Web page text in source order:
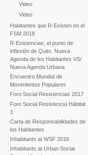
Video
Video
Habitantes que R-Existen en el
FSM 2018
R-Existencias, el punto de
inflexión de Quito. Nueva
Agenda de lxs Habitantes VS/
Nueva Agenda Urbana
Encuentro Mundial de
Movimientos Populares
Foro Social Resistencias 2017
Foro Social Resistencia Hábitat
3
Carta de Responsabilidades de
los Habitantes
Inhabitants at WSF 2016
Inhabitants at Urban Social